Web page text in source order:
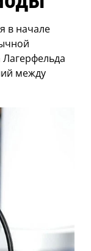
в начале
между